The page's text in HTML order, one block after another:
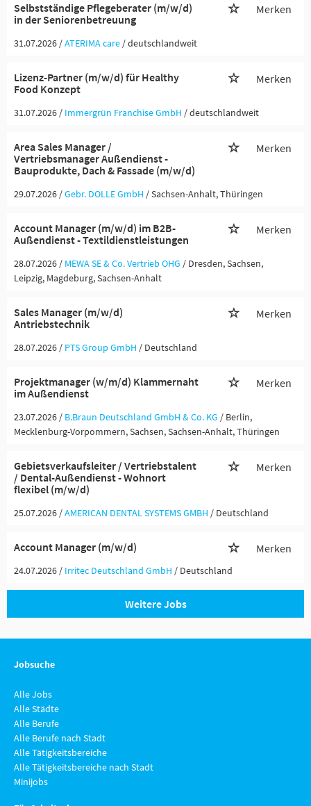
Selbstständige Pflegeberater (m/w/d)
in der Seniorenbetreuung
Merken
31.07.2026 /ATERIMA care / deutschlandweit
Lizenz-Partner (m/w/d) für Healthy
Food Konzept
Merken
31.07.2026 / Immergrün Franchise GmbH / deutschlandweit
Area Sales Manager /
Vertriebsmanager Außendienst -
Bauprodukte, Dach & Fassade (m/w/d)
Merken
29.07.2026 /Gebr. DOLLE GmbH / Sachsen-Anhalt, Thüringen
Account Manager (m/w/d) im B2B-
Außendienst - Textildienstleistungen
Merken
28.07.2026 / MEWA SE & Co. Vertrieb OHG / Dresden, Sachsen,
Leipzig, Magdeburg, Sachsen-Anhalt
Sales Manager (m/w/d)
Antriebstechnik
Merken
28.07.2026 / PTS Group GmbH / Deutschland
Projektmanager (w/m/d) Klammernaht
im Außendienst
Merken
23.07.2026 / B.Braun Deutschland GmbH & Co. KG / Berlin,
Mecklenburg-Vorpommern, Sachsen, Sachsen-Anhalt, Thüringen
Gebietsverkaufsleiter / Vertriebstalent
/ Dental-Außendienst - Wohnort
flexibel (m/w/d)
Merken
25.07.2026 /AMERICAN DENTAL SYSTEMS GMBH / Deutschland
Account Manager (m/w/d) Merken
24.07.2026 / Irritec Deutschland GmbH / Deutschland
Weitere Jobs
Jobsuche
Alle Jobs
Alle Städte
Alle Berufe
Alle Berufe nach Stadt
Alle Tätigkeitsbereiche
Alle Tätigkeitsbereiche nach Stadt
Minijobs